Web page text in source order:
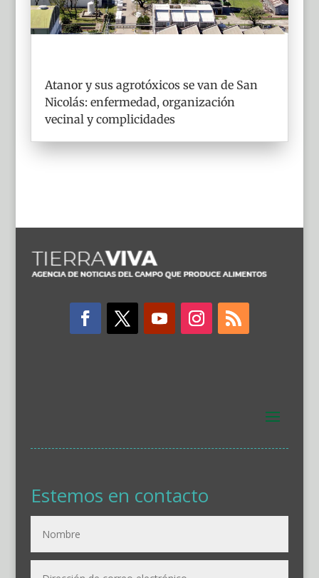
Atanor y sus agrotóxicos se van de San
Nicolás: enfermedad, organización
vecinal y complicidades
Estemos en contacto